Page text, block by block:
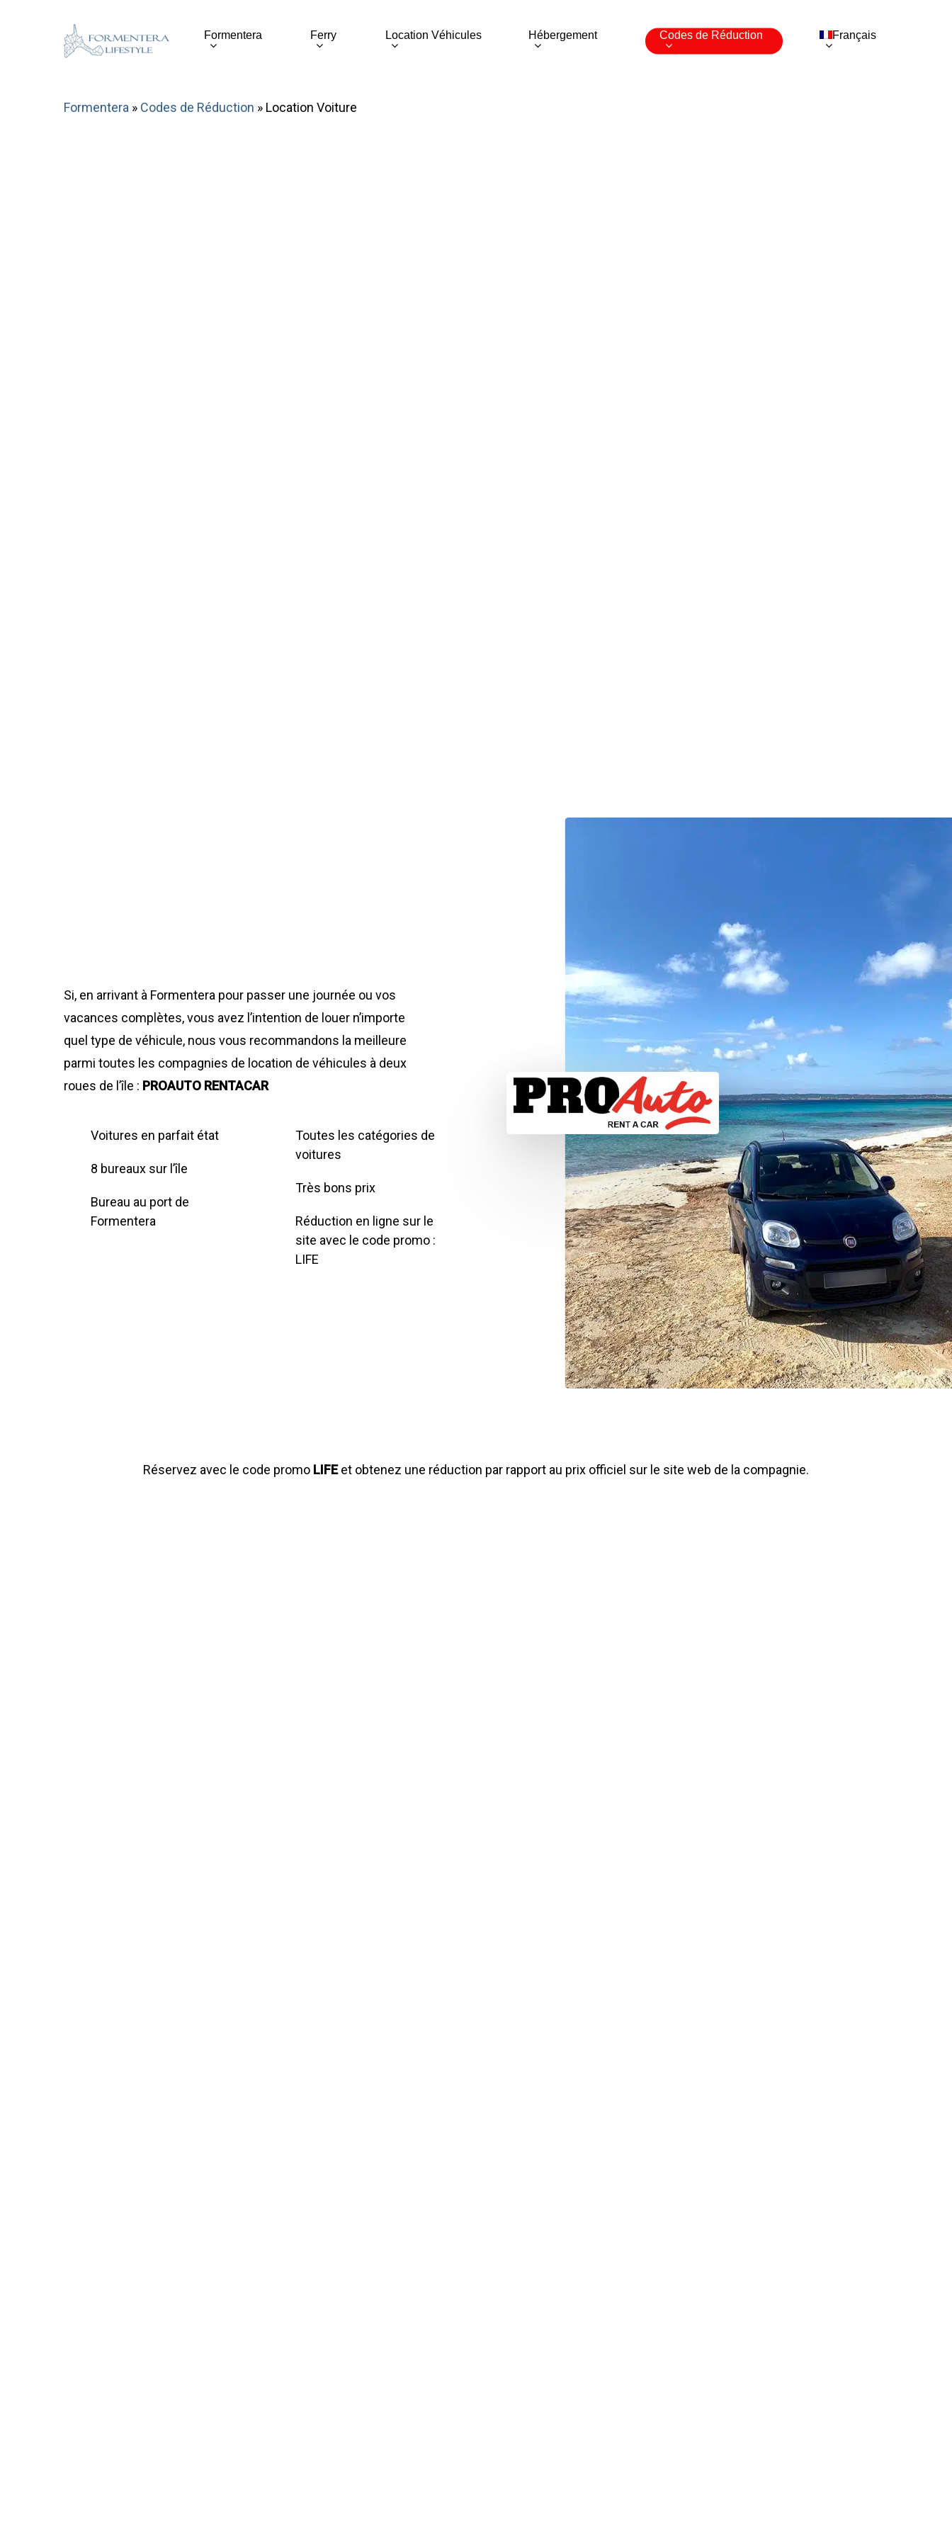
Formentera Ferry Location Véhicules Hébergement Codes de Réduction Français
Formentera » Codes de Réduction » Location Voiture
Si, en arrivant à Formentera pour passer une journée ou vos
vacances complètes, vous avez l’intention de louer n’importe
quel type de véhicule, nous vous recommandons la meilleure
parmi toutes les compagnies de location de véhicules à deux
roues de l’île : PROAUTO RENTACAR
Voitures en parfait état
8 bureaux sur l’île
Bureau au port de
Formentera
Toutes les catégories de
voitures
Très bons prix
Réduction en ligne sur le
site avec le code promo :
LIFE
Réservez avec le code promo LIFEet obtenez une réduction par rapport au prix officiel sur le site web de la compagnie.